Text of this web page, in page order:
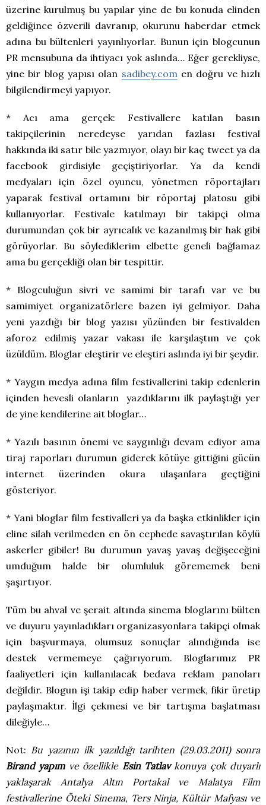
üzerine kurulmuş bu yapılar yine de bu konuda elinden
geldiğince özverili davranıp, okurunu haberdar etmek
adına bu bültenleri yayınlıyorlar. Bunun için blogcunun
PR mensubuna da ihtiyacı yok aslında… Eğer gerekliyse,
yine bir blog yapısı olan sadibey.com en doğru ve hızlı
bilgilendirmeyi yapıyor.
* Acı ama gerçek: Festivallere katılan basın
takipçilerinin neredeyse yarıdan fazlası festival
hakkında iki satır bile yazmıyor, olayı bir kaç tweet ya da
facebook girdisiyle geçiştiriyorlar. Ya da kendi
medyaları için özel oyuncu, yönetmen röportajları
yaparak festival ortamını bir röportaj platosu gibi
kullanıyorlar. Festivale katılmayı bir takipçi olma
durumundan çok bir ayrıcalık ve kazanılmış bir hak gibi
görüyorlar. Bu söylediklerim elbette geneli bağlamaz
ama bu gerçekliği olan bir tespittir.
* Blogculuğun sivri ve samimi bir tarafı var ve bu
samimiyet organizatörlere bazen iyi gelmiyor. Daha
yeni yazdığı bir blog yazısı yüzünden bir festivalden
aforoz edilmiş yazar vakası ile karşılaştım ve çok
üzüldüm. Bloglar eleştirir ve eleştiri aslında iyi bir şeydir.
* Yaygın medya adına film festivallerini takip edenlerin
içinden hevesli olanların yazdıklarını ilk paylaştığı yer
de yine kendilerine ait bloglar…
* Yazılı basının önemi ve saygınlığı devam ediyor ama
tiraj raporları durumun giderek kötüye gittiğini gücün
internet üzerinden okura ulaşanlara geçtiğini
gösteriyor.
* Yani bloglar film festivalleri ya da başka etkinlikler için
eline silah verilmeden en ön cephede savaştırılan köylü
askerler gibiler! Bu durumun yavaş yavaş değişeceğini
umduğum halde bir olumluluk görememek beni
şaşırtıyor.
Tüm bu ahval ve şerait altında sinema bloglarını bülten
ve duyuru yayınladıkları organizasyonlara takipçi olmak
için başvurmaya, olumsuz sonuçlar alındığında ise
destek vermemeye çağırıyorum. Bloglarımız PR
faaliyetleri için kullanılacak bedava reklam panoları
değildir. Blogun işi takip edip haber vermek, fikir üretip
paylaşmaktır. İlgi çekmesi ve bir tartışma başlatması
dileğiyle…
Not: Bu yazının ilk yazıldığı tarihten (29.03.2011) sonra
Birand yapımve özellikle Esin Tatlavkonuya çok duyarlı
yaklaşarak Antalya Altın Portakal ve Malatya Film
festivallerine Öteki Sinema, Ters Ninja, Kültür Mafyası ve